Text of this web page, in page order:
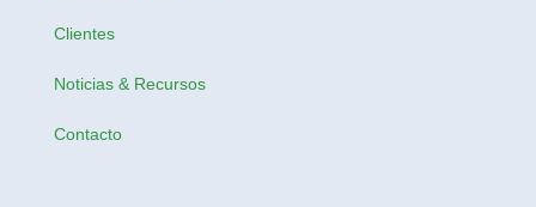
Clientes
Noticias & Recursos
Contacto